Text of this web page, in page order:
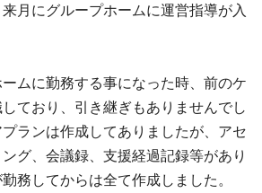
月にグループホームに運営指導が入
ムに勤務する事になった時、前のケ
ており、引き継ぎもありませんでし
ランは作成してありましたが、アセ
グ、会議録、支援経過記録等があり
務してからは全て作成しました。